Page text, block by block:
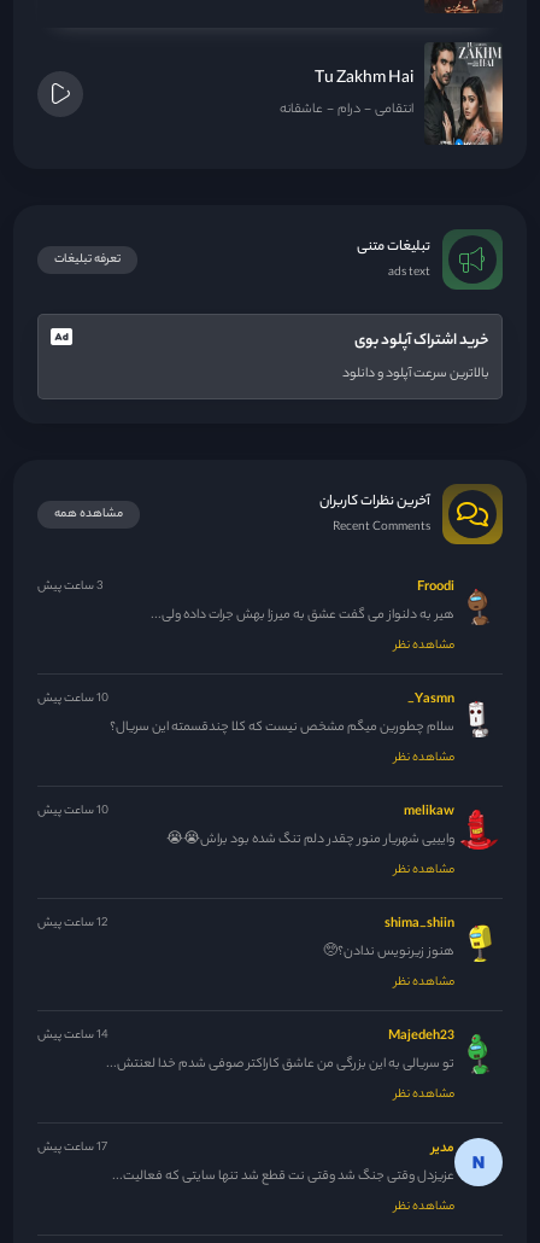
Tu Zakhm Hai
انتقامی درام عاشقانه
تبلیغات متنی
ads text
تعرفه تبلیغات
خرید اشتراک آپلود بوی
بالاترین سرعت آپلود و دانلود
آخرین نظرات کاربران
Recent Comments
مشاهده همه
Froodi 3 ساعت پیش
هیر به دلنواز می گفت عشق به میرزا بهش جرات داده ولی...
مشاهده نظر
Yasmn_ 10 ساعت پیش
سلام چطورین میگم مشخص نیست که کلا چندقسمته این سریال؟
مشاهده نظر
melikaw 10 ساعت پیش
وایییی شهریار منور چقدر دلم تنگ شده بود براش😭😭
مشاهده نظر
shima_shiin 12 ساعت پیش
هنوز زیرنویس ندادن؟🥺
مشاهده نظر
Majedeh23 14 ساعت پیش
تو سریالی به این بزرگی من عاشق کاراکتر صوفی شدم خدا لعنتش...
مشاهده نظر
مدیر 17 ساعت پیش
عزیزدل وقتی جنگ شد وقتی نت قطع شد تنها سایتی که فعالیت...
مشاهده نظر